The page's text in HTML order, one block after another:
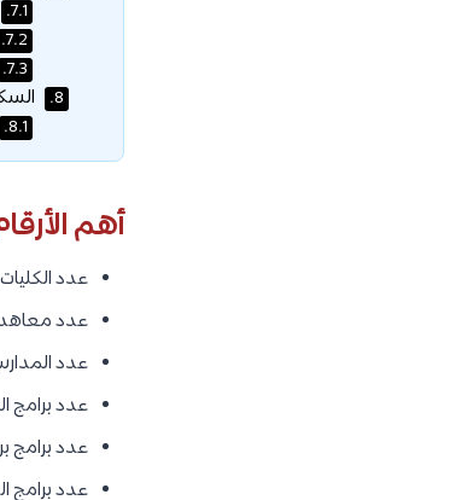
7.1.
7.2.
7.3.
8.
8.1.
أهم
عدد الكليات : 5
عدد معاهد
عدد
عدد برامج
عدد برامج
عدد برامج